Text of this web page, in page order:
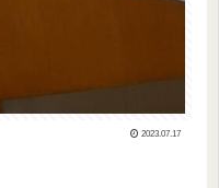
2023.07.17